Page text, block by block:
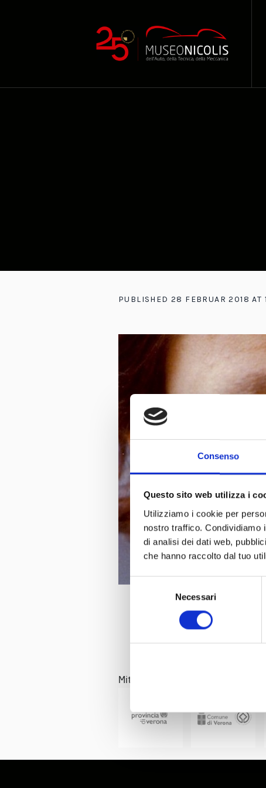
Consenso
Questo sito web utilizza i
Utilizziamo i cookie per
nostro traffico. Condividiamo
di analisi dei dati web,
che hanno raccolto dal tuo
Selezione
Necessari
PUBLISHED 28 FEBRUAR 2018 AT
Mit der Unterstützung von